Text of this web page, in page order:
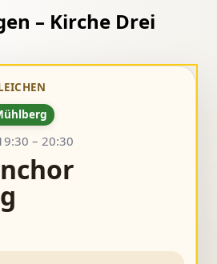
– Kirche Drei
– 20:30